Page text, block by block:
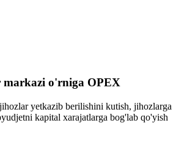
o'rniga OPEX
yetkazib berilishini kutish, jihozlarga
kapital xarajatlarga bog'lab qo'yish